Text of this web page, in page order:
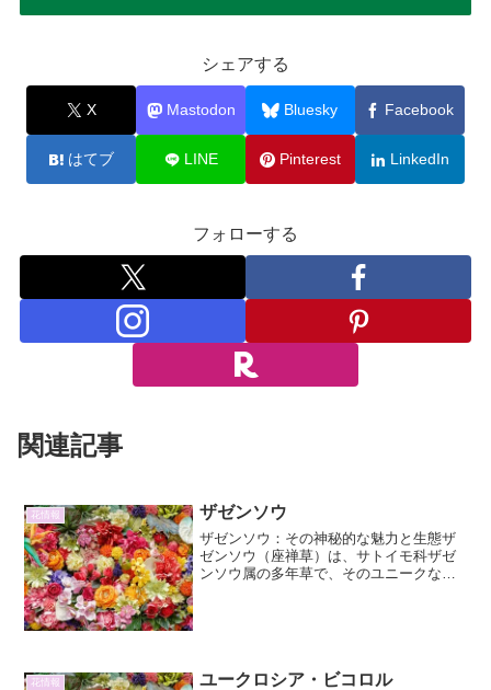
シェアする
X Mastodon Bluesky Facebook
はてブ LINE Pinterest LinkedIn
フォローする
関連記事
花情報 ザゼンソウ
ザゼンソウ：その神秘的な魅力と生態ザ
ゼンソウ（座禅草）は、サトイモ科ザゼ
ンソウ属の多年草で、そのユニークな形
花情報 ユークロシア・ビコロル